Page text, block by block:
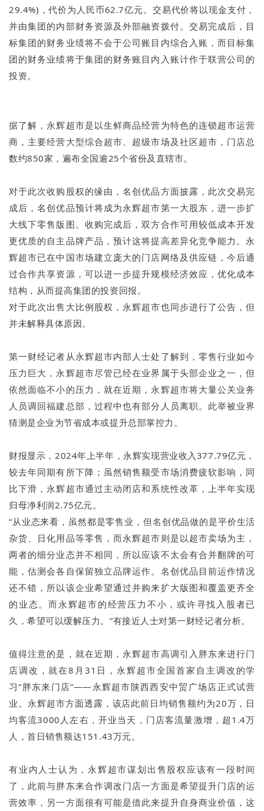
29.4%)，代价为人民币62.7亿元。交易代价将以现金支付，
并由集团的内部财务资源及外部融资拨付。交易完成后，目
标集团的财务业绩将不会于公司账目内综合入账，而目标集
团的财务业绩将于集团的财务账目内入账计作于联营公司的
投资。
据了解，永辉超市是以生鲜商品经营为特色的连锁超市运营
商，主要经营大型综合超市、超级市场及社区超市，门店总
数约850家，遍布全国逾25个省份及直辖市。
对于此次收购股权的缘由，名创优品方面披露，此次交易完
成后，名创优品预计将成为永辉超市第一大股东，进一步扩
大线下零售版图。收购完成后，双方合作可用较低成本开发
更优质的自主品牌产品，预计这将提高差异化竞争能力。永
辉超市已在中国市场建立庞大的门店网络及供应链，今后通
过合作共享资源，可以进一步提升规模经济效应，优化成本
结构，从而提高集团的投资回报。
对于此次出售大比例股权，永辉超市也同步进行了公告，但
并未解释具体原因。
第一财经记者从永辉超市内部人士处了解到，零售行业如今
压力巨大，永辉超市尽管已经在业界属于头部企业之一，但
依然面临不小的压力，就在近期，永辉超市将大量公关业务
人员调回福建总部，过程中也有部分人员离职。此举被业界
猜测是企业为节省成本或提升总部掌控力。
财报显示，2024年上半年，永辉实现营业收入377.79亿元，
较去年同期有所下降；虽然销售额受市场消费疲软影响，同
比下滑，永辉超市通过主动闭店和系统性改革，上半年实现
归母净利润2.75亿元。
“从业态来看，虽然都是零售业，但名创优品做的是平价生活
杂货、日化用品等零售，而永辉超市则是以超市卖场为主，
两者的细分业态并不相同，所以应该不太会有合并翻牌的可
能，估测会各自保留独立品牌运作。名创优品目前运作情况
还不错，所以该企业希望通过并购来扩大版图和覆盖更齐全
的业态。而永辉超市的经营压力不小，或许寻找入股者已
久，希望可以缓解压力。”有接近人士对第一财经记者分析。
值得注意的是，就在近期，永辉超市高调引入胖东来进行门
店调改，就在8月31日，永辉超市全国首家自主调改的学
习“胖东来门店”——永辉超市陕西西安中贸广场店正式试营
业。永辉超市方面透露，该店此前日均销售额约为20万，日
均客流3000人左右，开业当天，门店客流量激增，超1.4万
人，首日销售额达151.43万元。
有业内人士认为，永辉超市谋划出售股权应该有一段时间
了，此前与胖东来合作调改门店一方面是希望提升门店的运
营效率，另一方面很有可能是借此来提升自身商业价值，这